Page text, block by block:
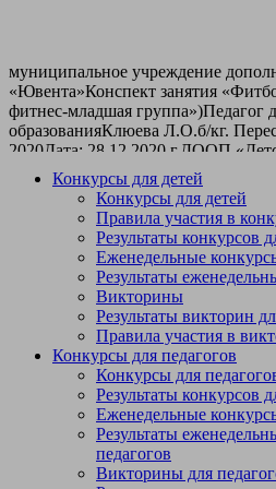
муниципальное учреждение
«Ювента»Конспект занятия
фитнес-младшая группа»)Педагог
образованияКлюева Л.О.б/кг.
2020Дата: 28.12.2020 г.ДООП
группа»Группа 1 года обучения
изучение нового материала Форма
групповая. Форма занятия:
работа.Длительность: 45
занятие с использованием мяча-
условий для сохранения и
развивать двигательные
музыкальные и творческие
обучающихся;показать
фитболом.содействовать развитию
аппарата;воспитать умение
творчества в движении.Основные
фитболы диаметром 45 см и
количеству детей.Ход
поприветствовали
расскажу вам сказку про гнома, а
Конкурсы для детей
Конкурсы для детей
Правила участия в
Результаты конкурсов
Еженедельные
Результаты
Викторины
Результаты викторин
Правила участия в
Конкурсы для педагогов
Конкурсы для
Результаты конкурсов
Еженедельные
Результаты
педагогов
Викторины для